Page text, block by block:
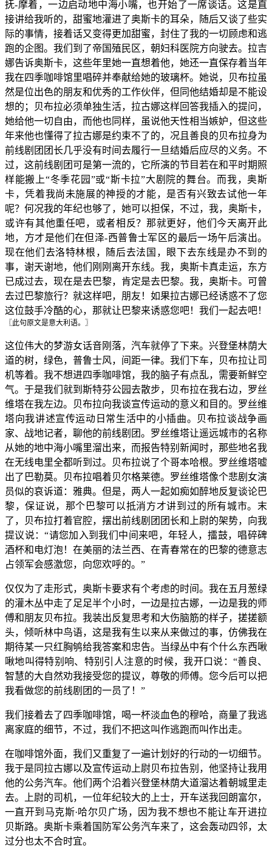
抚-摩着，一边启动地中海小嘴，也开始了一席谈话。这是直
接讲给我听的，甜蜜地灌进了奥斯卡的耳朵，随后又谈了些实
际的事情，接着话又变得更加甜蜜，封住了我的一切顾虑和逃
跑的企图。我们到了帝国殖民区，朝妇科医院方向驶去。拉吉
娜告诉奥斯卡，这些年里她一直想着他，她还一直保存着当年
我在四季咖啡馆里唱碎并奉献给她的玻璃杯。她说，贝布拉虽
然是位出色的朋友和优秀的工作伙伴，但同他结婚却是不能设
想的；贝布拉必须单独生活，拉古娜这样回答我插入的提问，
她给他一切自由，而他也同样，虽说他天性相当嫉妒，但这些
年来他也懂得了拉古娜是约束不了的，况且善良的贝布拉身为
前线剧团团长几乎没有时间去履行一旦结婚后应尽的义务。不
过，这前线剧团可是第一流的，它所演的节目若在和平时期照
样能搬上“冬季花园”或“斯卡拉”大剧院的舞台。而我，奥斯
卡，凭着我尚未施展的神授的才能，是否有兴致去试他一年
呢？何况我的年纪也够了，她可以担保，不过，我，奥斯卡，
或许有其他重任吧，或者相反？那就更好，他们今天离开此
地，方才是他们在但泽-西普鲁士军区的最后一场午后演出。
现在他们去洛特林根，随后去法国，眼下去东线是办不到的
事，谢天谢地，他们刚刚离开东线。我，奥斯卡真走运，东方
已成过去，现在是去巴黎，肯定是去巴黎。我，奥斯卡。可曾
去过巴黎旅行？就这样吧，朋友！如果拉古娜已经诱惑不了您
这位鼓手冷酷的心，那就让巴黎来诱惑您吧！我们一起去吧！
〖此句原文是意大利语。〗
这位伟大的梦游女话音刚落，汽车就停了下来。兴登堡林荫大
道的树，绿色，普鲁士风，间距一律。我们下车，贝布拉让司
机等着。我不想进四季咖啡馆，我的脑子有点乱，需要新鲜空
气。于是我们就到斯特芬公园去散步，贝布拉在我右边，罗丝
维塔在我左边。贝布拉向我谈宣传运动的意义和目的。罗丝维
塔向我讲述宣传运动日常生活中的小插曲。贝布拉谈战争画
家、战地记者，聊他的前线剧团。罗丝维塔让遥远城市的名称
从她的地中海小嘴里溜出来，而报告特别新闻时，那些地名我
在无线电里全都听到过。贝布拉说了个哥本哈根。罗丝维塔嘘
出了巴勒莫。贝布拉唱着贝尔格莱德。罗丝维塔像个悲剧女演
员似的哀诉道：雅典。但是，两人一起如痴如醉地反复谈论巴
黎，保证说，那个巴黎可以抵消方才讲到过的所有城市。末
了，贝布拉打着官腔，摆出前线剧团团长和上尉的架势，向我
提议说：“请您加入到我们中间来吧，年轻人，擂鼓，唱碎碑
酒杯和电灯泡！在美丽的法兰西、在青春常在的巴黎的德意志
占领军会感激您，向您欢呼的。”
仅仅为了走形式，奥斯卡要求有个考虑的时间。我在五月葱绿
的灌木丛中走了足足半个小时，一边是拉古娜，一边是我的师
傅和朋友贝布拉。我装出反复思考和大伤脑筋的样子，搓搓额
头，倾听林中鸟语，这是我有生以来从来做过的事，仿佛我在
期待某一只红胸鸲给我答案和忠告。当绿丛中有个什么东西啾
啾地叫得特别响、特别引人注意的时候，我开口说：“善良、
智慧的大自然劝我接受您的提议，尊敬的师傅。您今后可以把
我看做您的前线剧团的一员了！”
我们接着去了四季咖啡馆，喝一杯淡血色的穆哈，商量了我逃
离家庭的细节，不过，我们不把这叫作逃跑而叫作出走。
在咖啡馆外面，我们又重复了一遍计划好的行动的一切细节。
我于是同拉古娜以及宣传运动上尉贝布拉告别，他坚持让我用
他的公务汽车。他们两个沿着兴登堡林荫大道溜达着朝城里走
去。上尉的司机，一位年纪较大的上士，开车送我回朗富尔，
一直开到马克斯·哈尔贝广场，因为我不想也不能让车开进拉
贝斯路。奥斯卡乘着国防军公务汽车来了，这会轰动四邻，太
过分也太不合时宜。